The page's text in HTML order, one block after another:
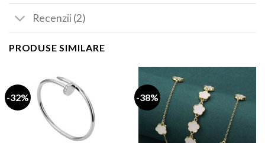
Recenzii (2)
PRODUSE SIMILARE
-32% -38%